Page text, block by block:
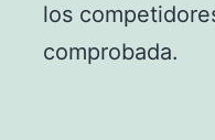
los
comprobada.